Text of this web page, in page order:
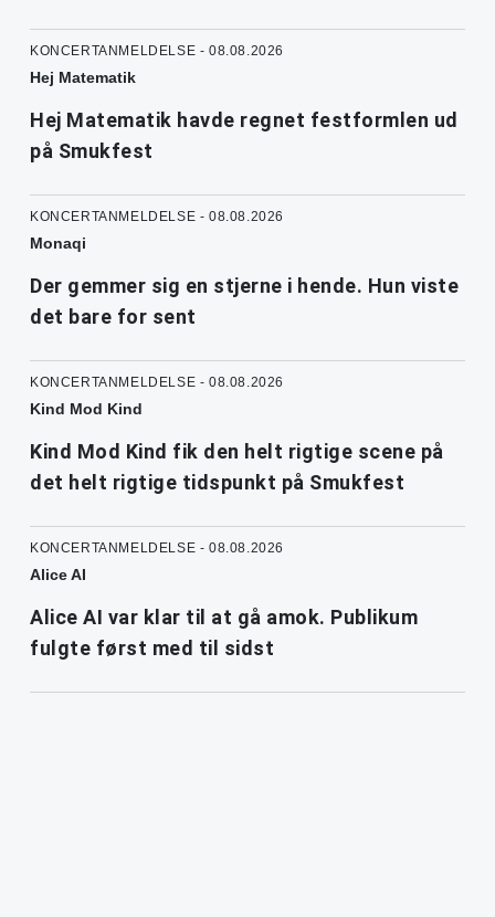
KONCERTANMELDELSE - 08.08.2026
Hej Matematik
Hej Matematik havde regnet festformlen ud
på Smukfest
KONCERTANMELDELSE - 08.08.2026
Monaqi
Der gemmer sig en stjerne i hende. Hun viste
det bare for sent
KONCERTANMELDELSE - 08.08.2026
Kind Mod Kind
Kind Mod Kind fik den helt rigtige scene på
det helt rigtige tidspunkt på Smukfest
KONCERTANMELDELSE - 08.08.2026
Alice AI
Alice AI var klar til at gå amok. Publikum
fulgte først med til sidst